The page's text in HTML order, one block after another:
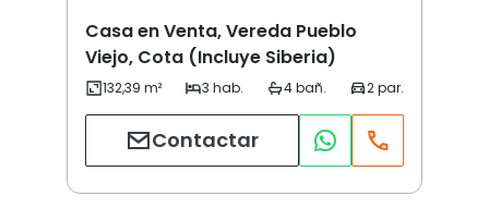
Casa en Venta, Vereda Pueblo
Viejo, Cota (Incluye Siberia)
Contactar